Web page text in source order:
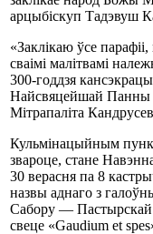
арцыбіскуп Тадэвуш
«Заклікаю ўсе
сваімі малітвамі
300-годдзя
Найсвяцейшай Панны
Мітрапаліта
Кульмінацыйным
звароце, стане
30 верасня па 8
назвы аднаго з
Сабору — Пастырскай
свеце «Gaudium et